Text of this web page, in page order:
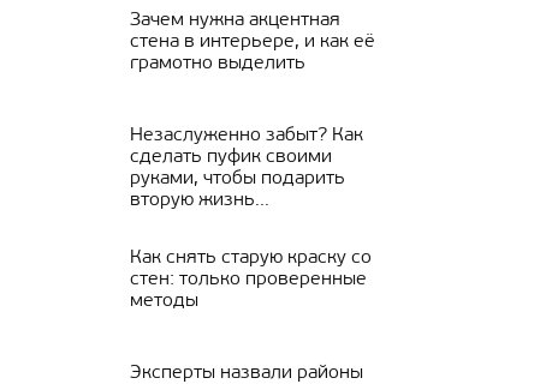
Зачем нужна акцентная
стена в интерьере, и как её
грамотно выделить
Незаслуженно забыт? Как
сделать пуфик своими
руками, чтобы подарить
вторую жизнь...
Как снять старую краску со
стен: только проверенные
методы
Эксперты назвали районы